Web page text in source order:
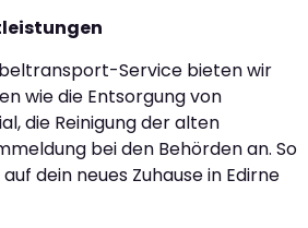
Service bieten wir
wie die Entsorgung von
die Reinigung der alten
bei den Behörden an. So
dein neues Zuhause in Edirne